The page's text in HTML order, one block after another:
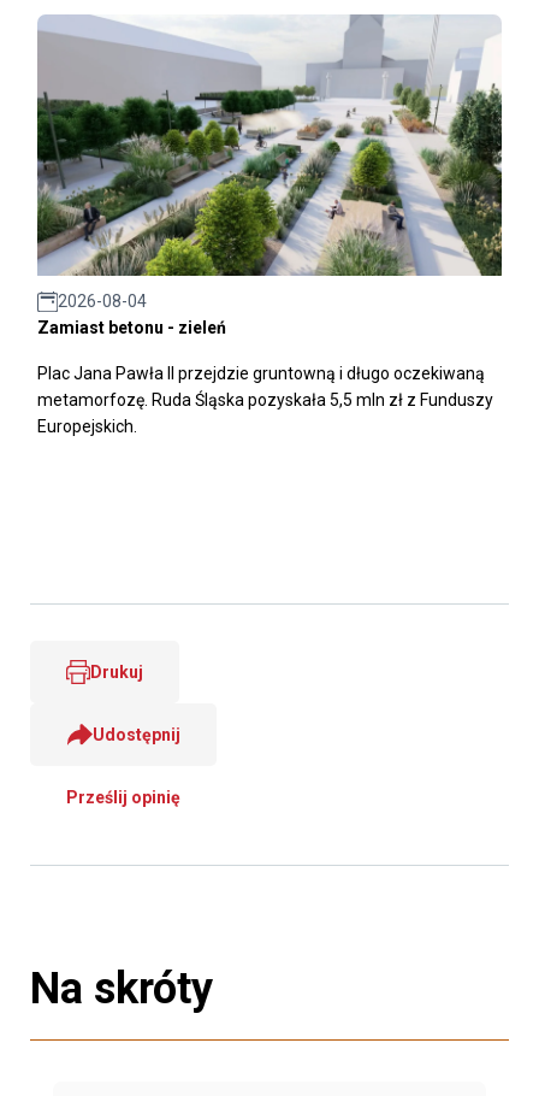
2026-08-04
Zamiast betonu - zieleń
Plac Jana Pawła II przejdzie gruntowną i długo oczekiwaną
metamorfozę. Ruda Śląska pozyskała 5,5 mln zł z Funduszy
Europejskich.
Drukuj
Udostępnij
Prześlij opinię
Na skróty